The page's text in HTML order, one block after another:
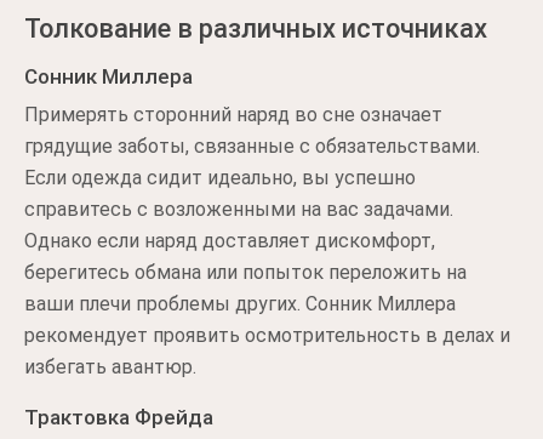
Толкование в различных источниках
Сонник Миллера
Примерять сторонний наряд во сне означает
грядущие заботы, связанные с обязательствами.
Если одежда сидит идеально, вы успешно
справитесь с возложенными на вас задачами.
Однако если наряд доставляет дискомфорт,
берегитесь обмана или попыток переложить на
ваши плечи проблемы других. Сонник Миллера
рекомендует проявить осмотрительность в делах и
избегать авантюр.
Трактовка Фрейда